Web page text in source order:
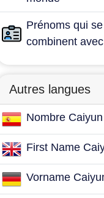
Prénoms qui se
combinent
Autres langues
Nombre Caiyun
First Name
Vorname